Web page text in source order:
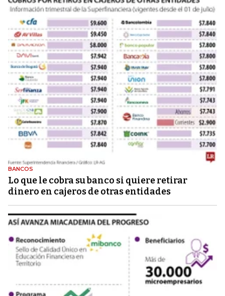
BANCOS
Lo que le cobra su banco si quiere retirar
dinero en cajeros de otras entidades